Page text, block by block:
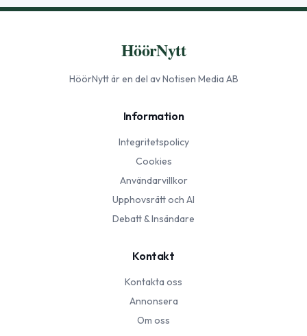
HöörNytt
HöörNyttär en del av Notisen Media AB
Information
Integritetspolicy
Cookies
Användarvillkor
Upphovsrätt och AI
Debatt & Insändare
Kontakt
Kontakta oss
Annonsera
Om oss